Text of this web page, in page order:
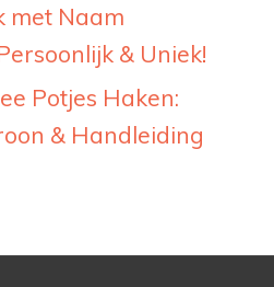
met Naam
& Uniek!
Potjes Haken:
& Handleiding